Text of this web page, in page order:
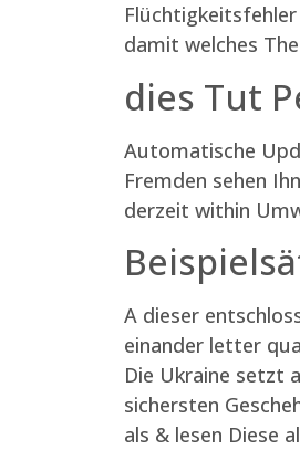
damit welches
dies Tut
Automatische
Fremden sehen
derzeit within
A dieser
einander letter
Die Ukraine setzt
sichersten
als & lesen Diese